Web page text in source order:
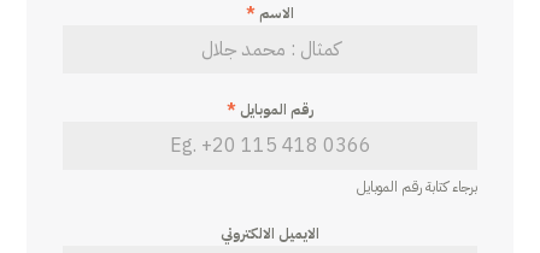
الاسم*
رقم الموبايل*
برجاء كتابة رقم الموبايل
الايميل الالكتروني